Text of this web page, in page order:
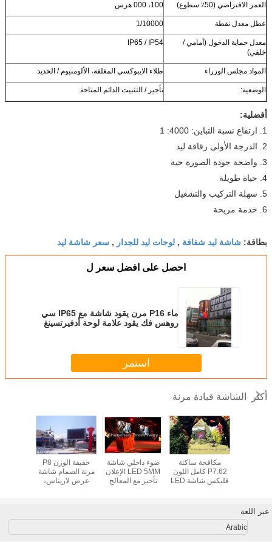
العمر الافتراضي (50٪ سطوع) 100، 000 هرس
عطل معدل نقطة 1/10000
معدل حماية الدخول (أمامي /
خلفي)
IP65 / IP54
المواد مجلس الوزراء طلاء الايبوكسي المغلفة، الألومنيوم / الحديد
الوضعية: تأجير / التثبيت الدائم المتاحة
أفضلية:
1. ارتفاع نسبة التباين: 4000: 1
2. الدرجة الأولى رقاقة ليد
3. واضحة جودة الصورة حية
4. حياة طويلة
5. سهلة التركيب والتشغيل
6. خدمة مريحة
بطاقة: شاشة ليد شفافة , لوحات ليد للجدار , سعر شاشة ليد
احصل على افضل سعر ل
ماء P16 مرن يقود شاشة مع IP65 سي
روهس فك يقود علامة لوحة أدفيرتسينغ
استمر
أكثر الشاشة قيادة مرنة
خفيفة الوزن P8
مرنة الصمام شاشة
عرض لاريناس،
ضوء داخلي شاشة
LED 5MM الإعلان
تأجير مع المعالج
مكافحة ساكنة
P7.62 كامل اللون
فليكس شاشة LED
غير اللغة
Arabic